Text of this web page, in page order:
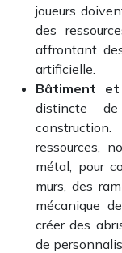
joueurs
des
affrontant
artificielle.
Bâtiment
distincte
ressources,
métal, pour
murs, des
mécanique
créer des
de